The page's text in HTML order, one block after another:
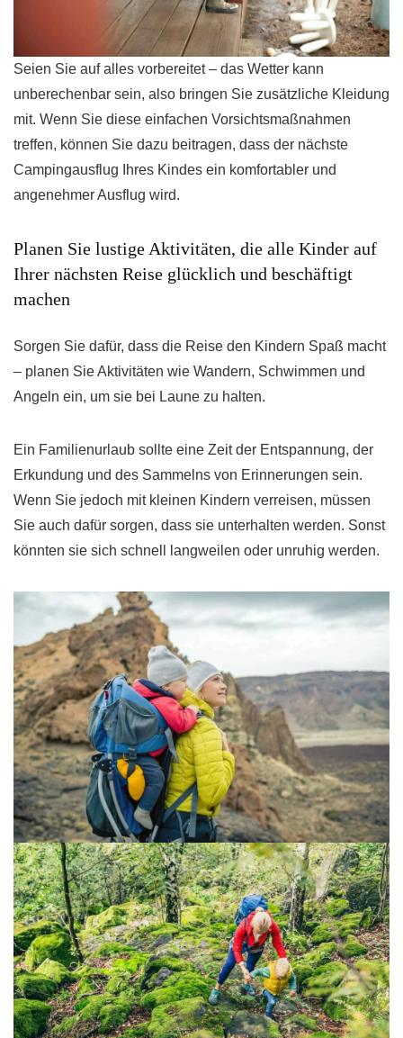
Seien Sie auf alles vorbereitet – das Wetter kann
unberechenbar sein, also bringen Sie zusätzliche Kleidung
mit. Wenn Sie diese einfachen Vorsichtsmaßnahmen
treffen, können Sie dazu beitragen, dass der nächste
Campingausflug Ihres Kindes ein komfortabler und
angenehmer Ausflug wird.
Planen Sie lustige Aktivitäten, die alle Kinder auf
Ihrer nächsten Reise glücklich und beschäftigt
machen
Sorgen Sie dafür, dass die Reise den Kindern Spaß macht
– planen Sie Aktivitäten wie Wandern, Schwimmen und
Angeln ein, um sie bei Laune zu halten.
Ein Familienurlaub sollte eine Zeit der Entspannung, der
Erkundung und des Sammelns von Erinnerungen sein.
Wenn Sie jedoch mit kleinen Kindern verreisen, müssen
Sie auch dafür sorgen, dass sie unterhalten werden. Sonst
könnten sie sich schnell langweilen oder unruhig werden.